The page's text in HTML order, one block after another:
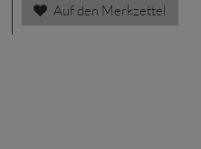
Auf den Merkzettel